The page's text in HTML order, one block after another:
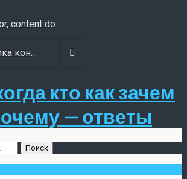
404 Error, content does not exist anymore
Политика конфиденциальности
кто как зачем
— ответы